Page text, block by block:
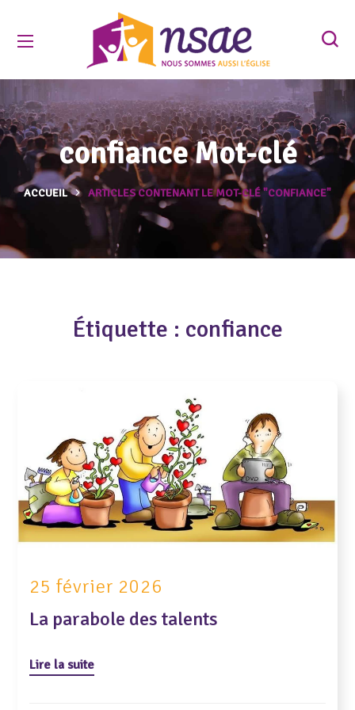
confiance Mot-clé
ACCUEIL ARTICLES CONTENANT LE MOT-CLÉ "CONFIANCE"
Étiquette : confiance
25 février 2026
La parabole des talents
Lire la suite